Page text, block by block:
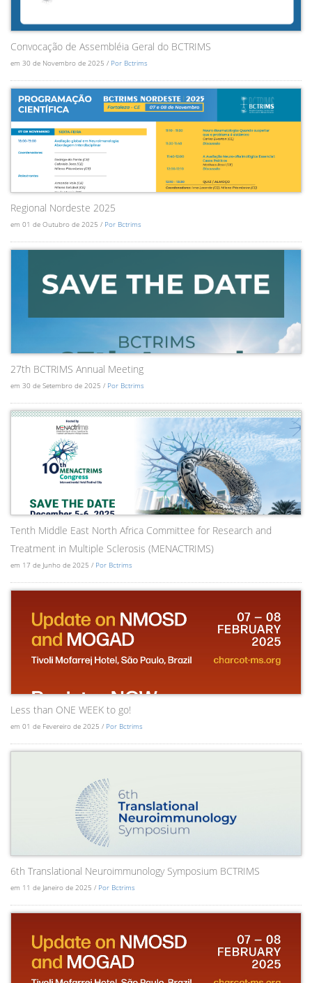
Convocação de Assembléia Geral do BCTRIMS
em 30 de Novembro de 2025 / Por Bctrims
Regional Nordeste 2025
em 01 de Outubro de 2025 / Por Bctrims
27th BCTRIMS Annual Meeting
em 30 de Setembro de 2025 / Por Bctrims
Tenth Middle East North Africa Committee for Research and
Treatment in Multiple Sclerosis (MENACTRIMS)
em 17 de Junho de 2025 / Por Bctrims
Less than ONE WEEK to go!
em 01 de Fevereiro de 2025 / Por Bctrims
6th Translational Neuroimmunology Symposium BCTRIMS
em 11 de Janeiro de 2025 / Por Bctrims